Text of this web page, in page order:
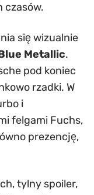
czasów.
się wizualnie
Metallic.
pod koniec
rzadki. W
i
felgami Fuchs,
prezencję,
tylny spoiler,